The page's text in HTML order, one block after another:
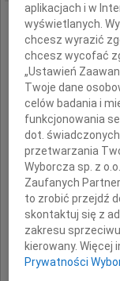
aplikacjach i w
wyświetlanych.
chcesz wyrazić
chcesz wycofać
„Ustawień
Twoje dane
celów badania i
funkcjonowania
dot.
przetwarzania
Wyborcza sp. z
Zaufanych
to zrobić przejdź
skontaktuj się z
zakresu
kierowany.
Prywatności